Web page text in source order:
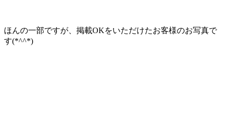
ほんの一部ですが、掲載OKをいただけたお客様のお写真で
す(*^^*)